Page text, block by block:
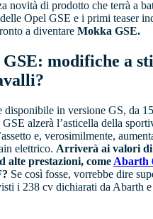
novità di prodotto che terrà a
Opel GSE e i primi teaser
a diventare Mokka GSE.
modifiche a
disponibile in versione GS, da
GSE alzerà l’asticella della
e, verosimilmente,
elettrico. Arriverà ai valori
alte prestazioni, come Abarth
Se così fosse, vorrebbe dire
i 238 cv dichiarati da Abarth